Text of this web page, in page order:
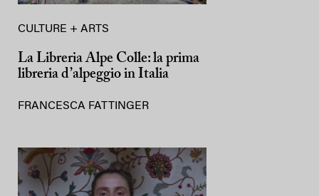
CULTURE + ARTS
La Libreria Alpe Colle: la prima
libreria d’alpeggio in Italia
FRANCESCA FATTINGER